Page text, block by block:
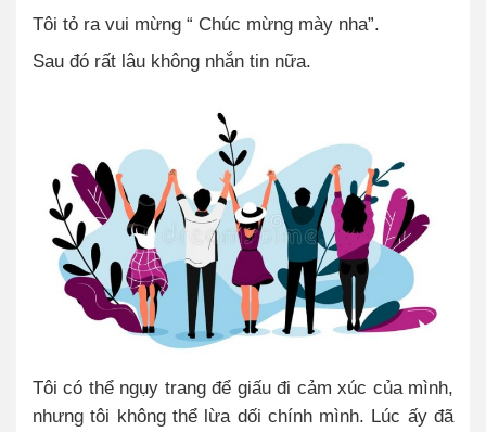
Tôi tỏ ra vui mừng “ Chúc mừng mày nha”.
Sau đó rất lâu không nhắn tin nữa.
Tôi có thể ngụy trang để giấu đi cảm xúc của mình,
nhưng tôi không thể lừa dối chính mình. Lúc ấy đã